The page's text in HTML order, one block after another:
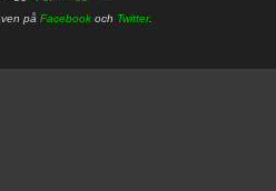
på Facebook och Twitter.